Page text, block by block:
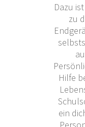
Dazu
zu
Hilfe
ein